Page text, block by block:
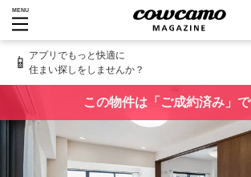
MENU
📱 アプリでもっと快適に
住まい探しをしませんか？
この物件は「ご成約済み」で